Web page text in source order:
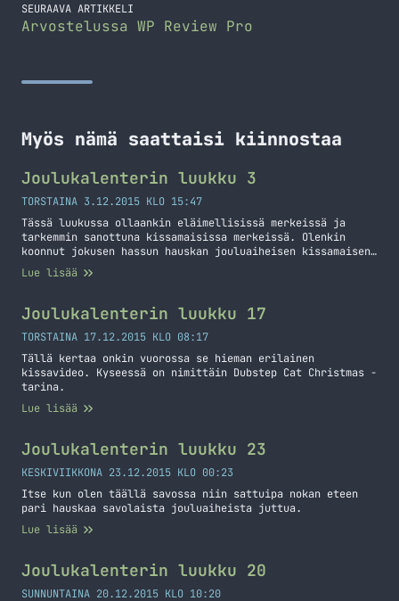
SEURAAVA ARTIKKELI
Arvostelussa WP Review Pro
Myös nämä saattaisi kiinnostaa
Joulukalenterin luukku 3
TORSTAINA 3.12.2015 KLO 15:47
Tässä luukussa ollaankin eläimellisissä merkeissä ja
tarkemmin sanottuna kissamaisissa merkeissä. Olenkin
koonnut jokusen hassun hauskan jouluaiheisen kissamaisen
kuvan tähän luukkuun.
Lue lisää
Joulukalenterin luukku 17
TORSTAINA 17.12.2015 KLO 08:17
Tällä kertaa onkin vuorossa se hieman erilainen
kissavideo. Kyseessä on nimittäin Dubstep Cat Christmas -
tarina.
Lue lisää
Joulukalenterin luukku 23
KESKIVIIKKONA 23.12.2015 KLO 00:23
Itse kun olen täällä savossa niin sattuipa nokan eteen
pari hauskaa savolaista jouluaiheista juttua.
Lue lisää
Joulukalenterin luukku 20
SUNNUNTAINA 20.12.2015 KLO 10:20